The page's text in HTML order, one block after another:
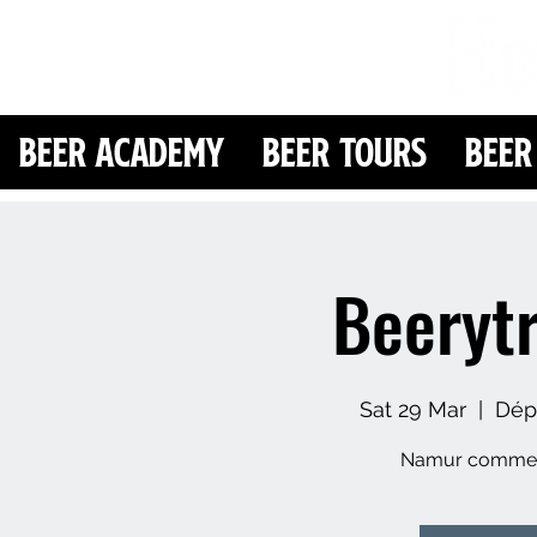
Beer Academy Beer Tours
Sat 29 Mar
Namur